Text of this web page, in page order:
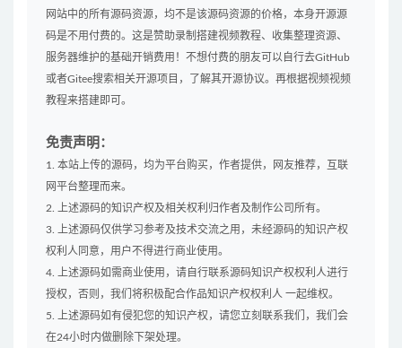
网站中的所有源码资源，均不是该源码资源的价格，本身开源源
码是不用付费的。这是赞助录制搭建视频教程、收集整理资源、
服务器维护的基础开销费用！不想付费的朋友可以自行去GitHub
或者Gitee搜索相关开源项目，了解其开源协议。再根据视频视频
教程来搭建即可。
免责声明：
1. 本站上传的源码，均为平台购买，作者提供，网友推荐，互联
网平台整理而来。
2. 上述源码的知识产权及相关权利归作者及制作公司所有。
3. 上述源码仅供学习参考及技术交流之用，未经源码的知识产权
权利人同意，用户不得进行商业使用。
4. 上述源码如需商业使用，请自行联系源码知识产权权利人进行
授权，否则，我们将积极配合作品知识产权权利人 一起维权。
5. 上述源码如有侵犯您的知识产权，请您立刻联系我们，我们会
在24小时内做删除下架处理。